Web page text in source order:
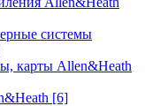
системы
карты Allen&Heath
[6]